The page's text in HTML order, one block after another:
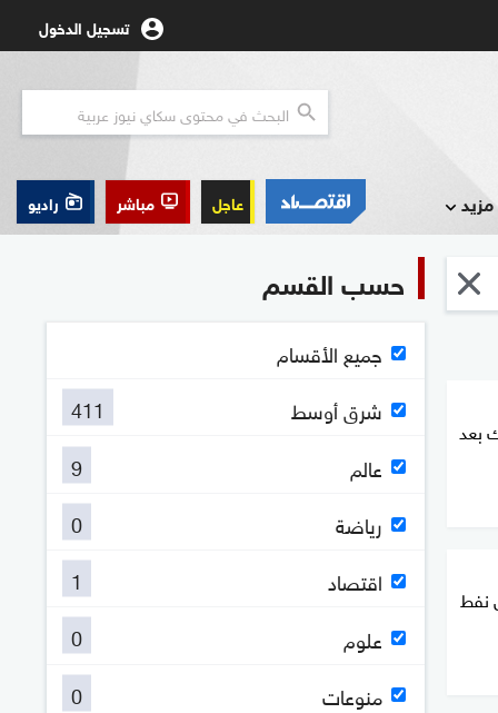
تسجيل الدخول
مزيد عاجل مباشر راديو
بعد
نفط
حسب القسم
جميع الأقسام
شرق أوسط
411
عالم
9
رياضة
0
اقتصاد
1
علوم
0
منوعات
0